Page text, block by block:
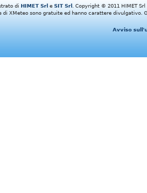
di HIMET Srl e SIT Srl
. Copyright © 2011 HIMET
XMeteo sono gratuite ed hanno carattere divulgativo.
Avviso